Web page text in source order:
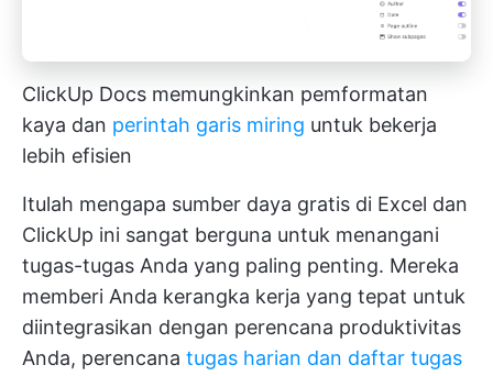
ClickUp Docs memungkinkan pemformatan
kaya dan perintah garis miring untuk bekerja
lebih efisien
Itulah mengapa sumber daya gratis di Excel dan
ClickUp ini sangat berguna untuk menangani
tugas-tugas Anda yang paling penting. Mereka
memberi Anda kerangka kerja yang tepat untuk
diintegrasikan dengan perencana produktivitas
Anda, perencana tugas harian dan daftar tugas